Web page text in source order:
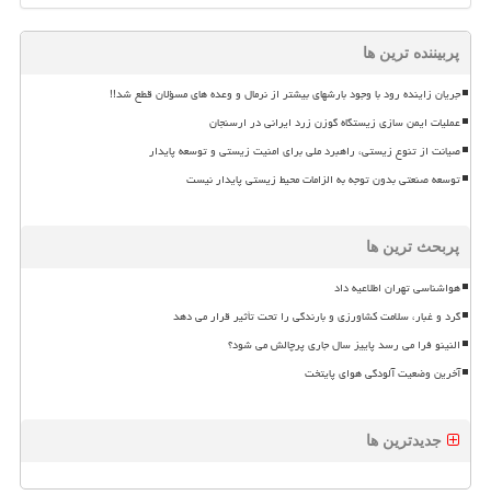
پربیننده ترین ها
جریان زاینده رود با وجود بارشهای بیشتر از نرمال و وعده های مسؤلان قطع شد!!
عملیات ایمن سازی زیستگاه گوزن زرد ایرانی در ارسنجان
صیانت از تنوع زیستی، راهبرد ملی برای امنیت زیستی و توسعه پایدار
توسعه صنعتی بدون توجه به الزامات محیط زیستی پایدار نیست
پربحث ترین ها
هواشناسی تهران اطلاعیه داد
گرد و غبار، سلامت کشاورزی و بارندگی را تحت تأثیر قرار می دهد
النینو فرا می رسد پاییز سال جاری پرچالش می شود؟
آخرین وضعیت آلودگی هوای پایتخت
جدیدترین ها